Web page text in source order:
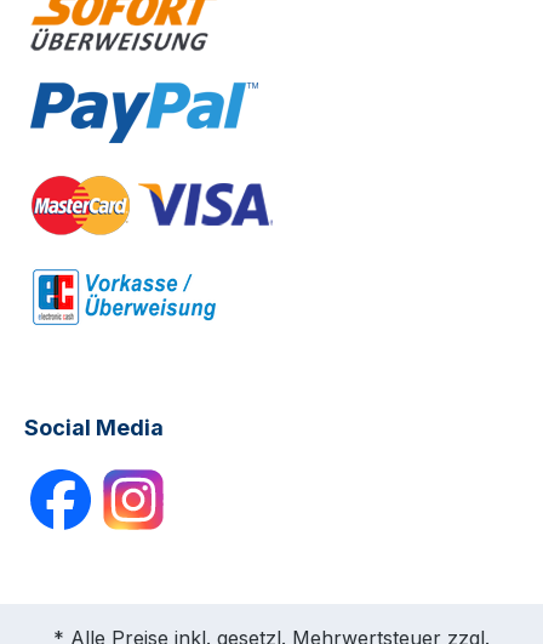
Social Media
* Alle Preise inkl. gesetzl. Mehrwertsteuer zzgl.